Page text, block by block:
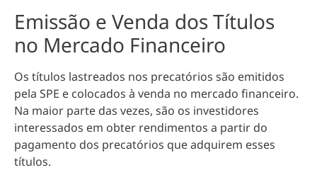
Emissão e Venda dos Títulos
no Mercado Financeiro
Os títulos lastreados nos precatórios são emitidos
pela SPE e colocados à venda no mercado financeiro.
Na maior parte das vezes, são os investidores
interessados em obter rendimentos a partir do
pagamento dos precatórios que adquirem esses
títulos.